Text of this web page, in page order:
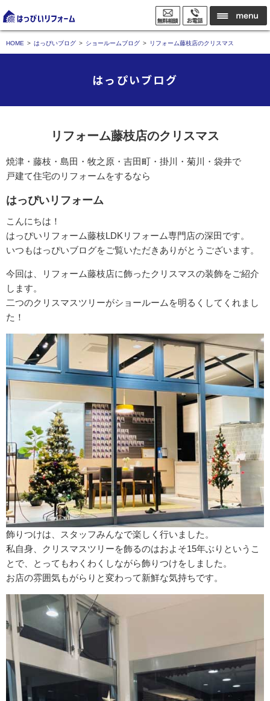
HOME はっぴいブログ ショールームブログ リフォーム藤枝店のクリスマス
はっぴいブログ
リフォーム藤枝店のクリスマス
焼津・藤枝・島田・牧之原・吉田町・掛川・菊川・袋井で
戸建て住宅のリフォームをするなら
はっぴいリフォーム
こんにちは！
はっぴいリフォーム藤枝LDKリフォーム専門店の深田です。
いつもはっぴいブログをご覧いただきありがとうございます。
今回は、リフォーム藤枝店に飾ったクリスマスの装飾をご紹介
します。
二つのクリスマスツリーがショールームを明るくしてくれまし
た！
飾りつけは、スタッフみんなで楽しく行いました。
私自身、クリスマスツリーを飾るのはおよそ15年ぶりというこ
とで、とってもわくわくしながら飾りつけをしました。
お店の雰囲気もがらりと変わって新鮮な気持ちです。